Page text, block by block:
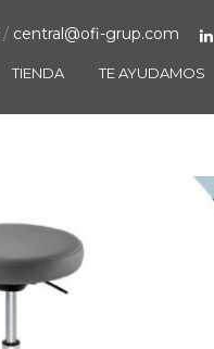
TIENDA TE AYUDAMOS
/ central@ofi-grup.com